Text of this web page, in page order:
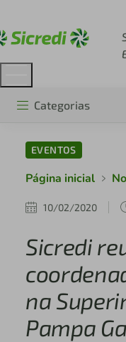
Categorias
EVENTOS
Página inicial
10/02/2020
Sicredi
na
Pampa